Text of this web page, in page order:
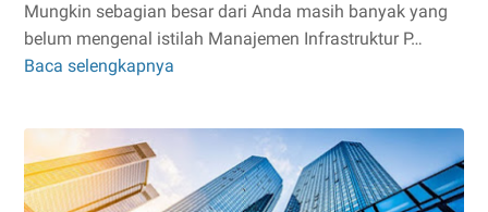
Mungkin sebagian besar dari Anda masih banyak yang
belum mengenal istilah Manajemen Infrastruktur P…
Baca selengkapnya
Infrastruktur
Data
(DCIM)